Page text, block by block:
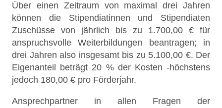
Über einen Zeitraum von maximal drei Jahren
können die Stipendiatinnen und Stipendiaten
Zuschüsse von jährlich bis zu 1.700,00 € für
anspruchsvolle Weiterbildungen beantragen; in
drei Jahren also insgesamt bis zu 5.100,00 €. Der
Eigenanteil beträgt 20 % der Kosten -höchstens
jedoch 180,00 € pro Förderjahr.
Ansprechpartner in allen Fragen der